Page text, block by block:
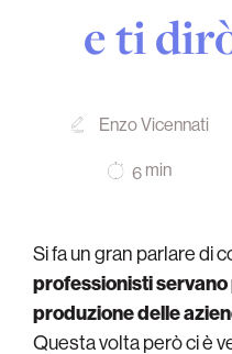
e ti
Enzo Vicennati
6 min
Si fa un gran parlare di
professionisti
produzione delle
Questa volta però ci è